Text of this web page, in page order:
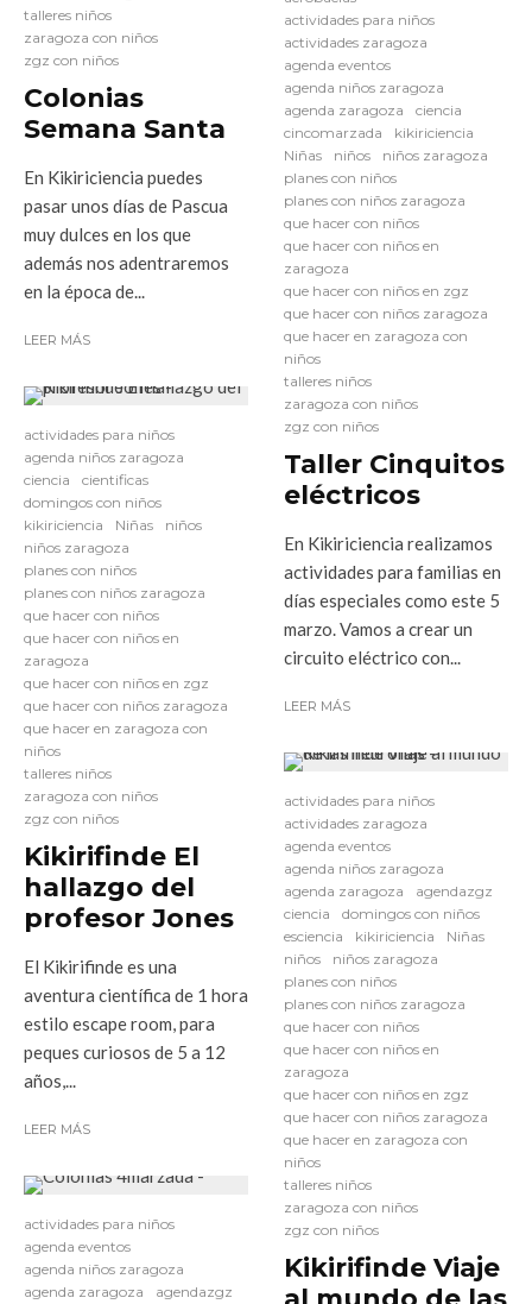
talleres niños
zaragoza con niños
zgz con niños
Colonias
Semana Santa
En Kikiriciencia puedes
pasar unos días de Pascua
muy dulces en los que
además nos adentraremos
en la época de...
LEER MÁS
actividades para niños
agenda niños zaragoza
ciencia
cientificas
domingos con niños
kikiriciencia
Niñas
niños
niños zaragoza
planes con niños
planes con niños zaragoza
que hacer con niños
que hacer con niños en
zaragoza
que hacer con niños en zgz
que hacer con niños zaragoza
que hacer en zaragoza con
niños
talleres niños
zaragoza con niños
zgz con niños
Kikirifinde El
hallazgo del
profesor Jones
El Kikirifinde es una
aventura científica de 1 hora
estilo escape room, para
peques curiosos de 5 a 12
años,...
LEER MÁS
actividades para niños
agenda eventos
agenda niños zaragoza
agenda zaragoza
agendazgz
actividades para niños
actividades zaragoza
agenda eventos
agenda niños zaragoza
agenda zaragoza
ciencia
cincomarzada
kikiriciencia
Niñas
niños
niños zaragoza
planes con niños
planes con niños zaragoza
que hacer con niños
que hacer con niños en
zaragoza
que hacer con niños en zgz
que hacer con niños zaragoza
que hacer en zaragoza con
niños
talleres niños
zaragoza con niños
zgz con niños
Taller Cinquitos
eléctricos
En Kikiriciencia realizamos
actividades para familias en
días especiales como este 5
marzo. Vamos a crear un
circuito eléctrico con...
LEER MÁS
actividades para niños
actividades zaragoza
agenda eventos
agenda niños zaragoza
agenda zaragoza
agendazgz
ciencia
domingos con niños
esciencia
kikiriciencia
Niñas
niños
niños zaragoza
planes con niños
planes con niños zaragoza
que hacer con niños
que hacer con niños en
zaragoza
que hacer con niños en zgz
que hacer con niños zaragoza
que hacer en zaragoza con
niños
talleres niños
zaragoza con niños
zgz con niños
Kikirifinde Viaje